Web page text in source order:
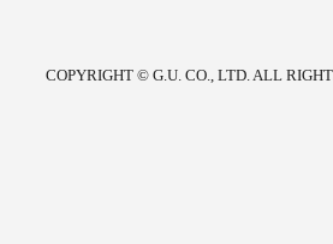
COPYRIGHT © G.U. CO., LTD. ALL